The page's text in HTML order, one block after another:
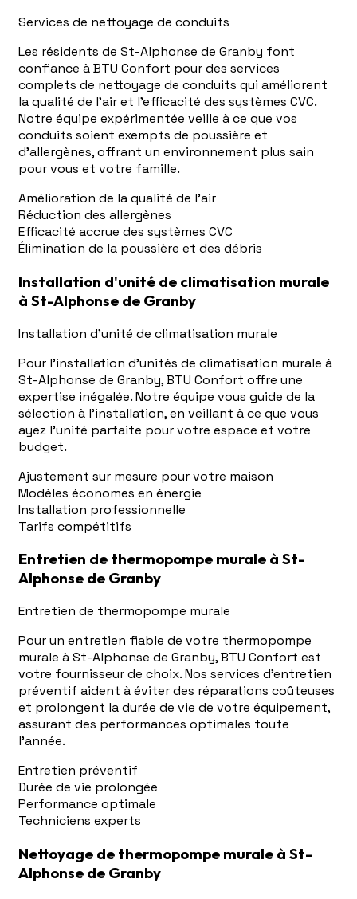
Services de nettoyage de conduits
Les résidents de St-Alphonse de Granby font
confiance à BTU Confort pour des services
complets de nettoyage de conduits qui améliorent
la qualité de l'air et l'efficacité des systèmes CVC.
Notre équipe expérimentée veille à ce que vos
conduits soient exempts de poussière et
d'allergènes, offrant un environnement plus sain
pour vous et votre famille.
Amélioration de la qualité de l'air
Réduction des allergènes
Efficacité accrue des systèmes CVC
Élimination de la poussière et des débris
Installation d'unité de climatisation murale
à St-Alphonse de Granby
Installation d'unité de climatisation murale
Pour l'installation d'unités de climatisation murale à
St-Alphonse de Granby, BTU Confort offre une
expertise inégalée. Notre équipe vous guide de la
sélection à l'installation, en veillant à ce que vous
ayez l'unité parfaite pour votre espace et votre
budget.
Ajustement sur mesure pour votre maison
Modèles économes en énergie
Installation professionnelle
Tarifs compétitifs
Entretien de thermopompe murale à St-
Alphonse de Granby
Entretien de thermopompe murale
Pour un entretien fiable de votre thermopompe
murale à St-Alphonse de Granby, BTU Confort est
votre fournisseur de choix. Nos services d'entretien
préventif aident à éviter des réparations coûteuses
et prolongent la durée de vie de votre équipement,
assurant des performances optimales toute
l'année.
Entretien préventif
Durée de vie prolongée
Performance optimale
Techniciens experts
Nettoyage de thermopompe murale à St-
Alphonse de Granby